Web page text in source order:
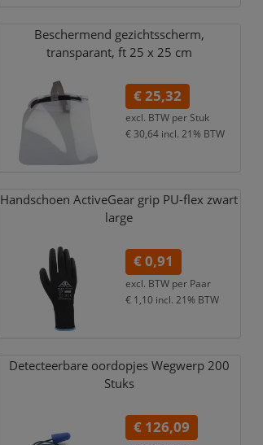
Beschermend gezichtsscherm,
transparant, ft 25 x 25 cm
€ 25,32
excl. BTW per Stuk
€ 30,64 incl. 21% BTW
Handschoen ActiveGear grip PU-flex zwart
large
€ 0,91
excl. BTW per Paar
€ 1,10 incl. 21% BTW
Detecteerbare oordopjes Wegwerp 200
Stuks
€ 126,09